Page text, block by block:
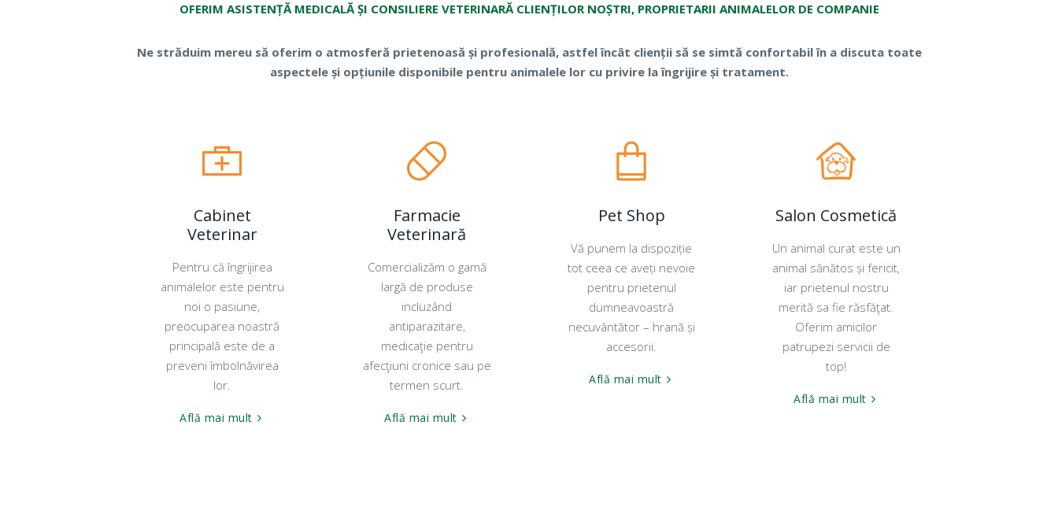
OFERIM ASISTENȚĂ MEDICALĂ ȘI CONSILIERE VETERINARĂ CLIENȚILOR NOȘTRI, PROPRIETARII ANIMALELOR DE COMPANIE
Ne străduim mereu să oferim o atmosferă prietenoasă și profesională, astfel încât clienții să se simtă confortabil în a discuta toate
aspectele și opțiunile disponibile pentru animalele lor cu privire la îngrijire și tratament.
Cabinet
Veterinar
Pentru că îngrijirea
animalelor este pentru
noi o pasiune,
preocuparea noastră
principală este de a
preveni îmbolnăvirea
lor.
Află mai mult
Farmacie
Veterinară
Comercializăm o gamă
largă de produse
incluzând
antiparazitare,
medicaţie pentru
afecţiuni cronice sau pe
termen scurt.
Află mai mult
Pet Shop
Vă punem la dispoziție
tot ceea ce aveți nevoie
pentru prietenul
dumneavoastră
necuvântător – hrană și
accesorii.
Află mai mult
Salon Cosmetică
Un animal curat este un
animal sănătos și fericit,
iar prietenul nostru
merită sa fie răsfăţat.
Oferim amicilor
patrupezi servicii de
top!
Află mai mult